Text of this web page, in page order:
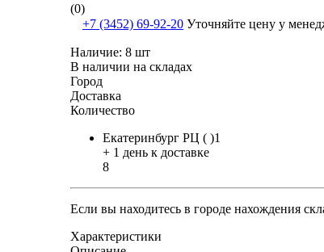
(0)
+7 (3452) 69-92-20 Уточняйте цену у
Наличие: 8 шт
В наличии на складах
Город
Доставка
Количество
Екатеринбург РЦ ( )1
+ 1 день к доставке
8
Если вы находитесь в городе нахождения
Характеристики